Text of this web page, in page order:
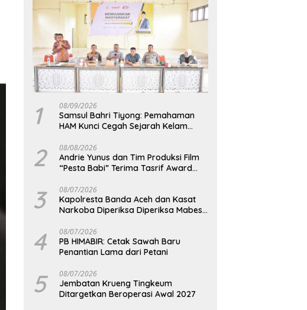
1 08/09/2026
Samsul Bahri Tiyong: Pemahaman
HAM Kunci Cegah Sejarah Kelam
2 08/08/2026
Andrie Yunus dan Tim Produksi Film
“Pesta Babi” Terima Tasrif Award
3 08/07/2026
Kapolresta Banda Aceh dan Kasat
Narkoba Diperiksa Diperiksa Mabes
4 08/07/2026
PB HIMABIR: Cetak Sawah Baru
Penantian Lama dari Petani
5 08/07/2026
Jembatan Krueng Tingkeum
Ditargetkan Beroperasi Awal 2027